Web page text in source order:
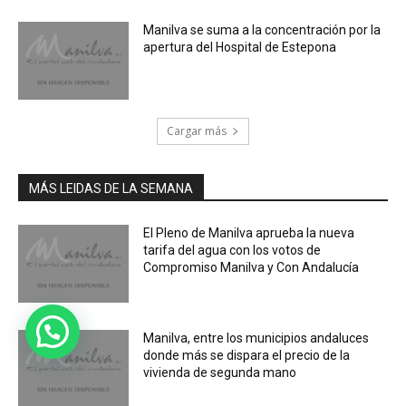
Manilva se suma a la concentración por la
apertura del Hospital de Estepona
Cargar más
MÁS LEIDAS DE LA SEMANA
El Pleno de Manilva aprueba la nueva
tarifa del agua con los votos de
Compromiso Manilva y Con Andalucía
Manilva, entre los municipios andaluces
donde más se dispara el precio de la
vivienda de segunda mano